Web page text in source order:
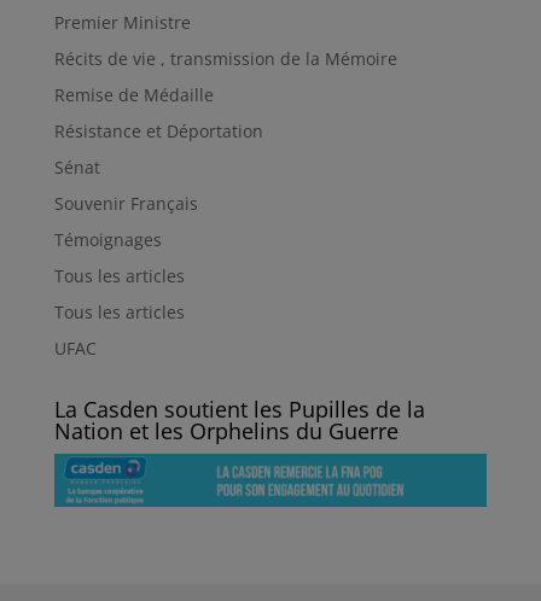
Premier Ministre
Récits de vie , transmission de la Mémoire
Remise de Médaille
Résistance et Déportation
Sénat
Souvenir Français
Témoignages
Tous les articles
Tous les articles
UFAC
La Casden soutient les Pupilles de la
Nation et les Orphelins du Guerre